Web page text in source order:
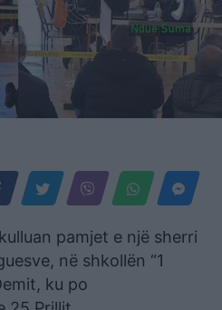
pamjet e një sherri
në shkollën “1
ku po